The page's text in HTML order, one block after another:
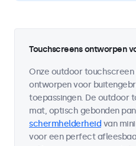
Touchscreens ontworpen
Onze outdoor
ontworpen voor
toepassingen. De outdoor
mat, optisch gebonden
schermhelderheid van
voor een perfect